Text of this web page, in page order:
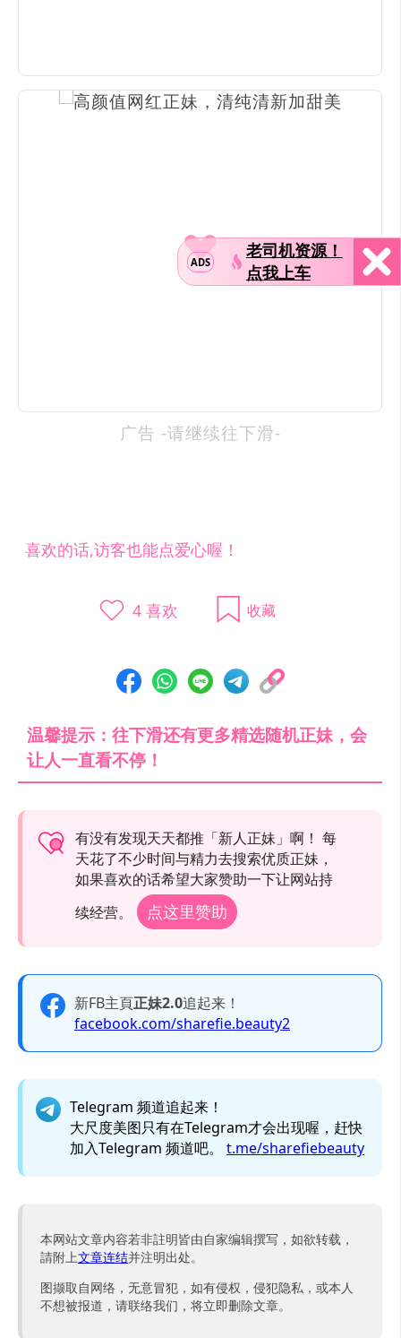
广告 -请继续往下滑-
喜欢的话,访客也能点爱心喔！
4喜欢 收藏
温馨提示：往下滑还有更多精选随机正妹，会
让人一直看不停！
有没有发现天天都推「新人正妹」啊！ 每
天花了不少时间与精力去搜索优质正妹，
如果喜欢的话希望大家赞助一下让网站持
续经营。
点这里赞助
新FB主頁正妹2.0追起来！
facebook.com/sharefie.beauty2
Telegram 频道追起来！
大尺度美图只有在Telegram才会出现喔，赶快
加入Telegram 频道吧。 t.me/sharefiebeauty
本网站文章内容若非註明皆由自家编辑撰写，如欲转载，
請附上文章连结并注明出处。
图撷取自网络，无意冒犯，如有侵权，侵犯隐私，或本人
不想被报道，请联络我们，将立即删除文章。
ADS
老司机资源！
点我上车